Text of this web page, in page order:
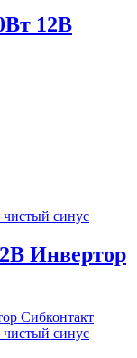
12В
синус
Инвертор
синус